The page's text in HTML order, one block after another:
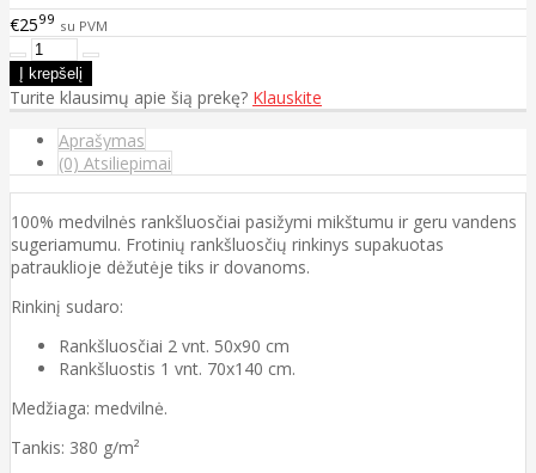
€2599 su PVM
Turite klausimų apie šią prekę? Klauskite
Aprašymas
(0) Atsiliepimai
100% medvilnės rankšluosčiai pasižymi mikštumu ir geru vandens
sugeriamumu. Frotinių rankšluosčių rinkinys supakuotas
patrauklioje dėžutėje tiks ir dovanoms.
Rinkinį sudaro:
Rankšluosčiai 2 vnt. 50x90 cm
Rankšluostis 1 vnt. 70x140 cm.
Medžiaga: medvilnė.
Tankis: 380 g/m²